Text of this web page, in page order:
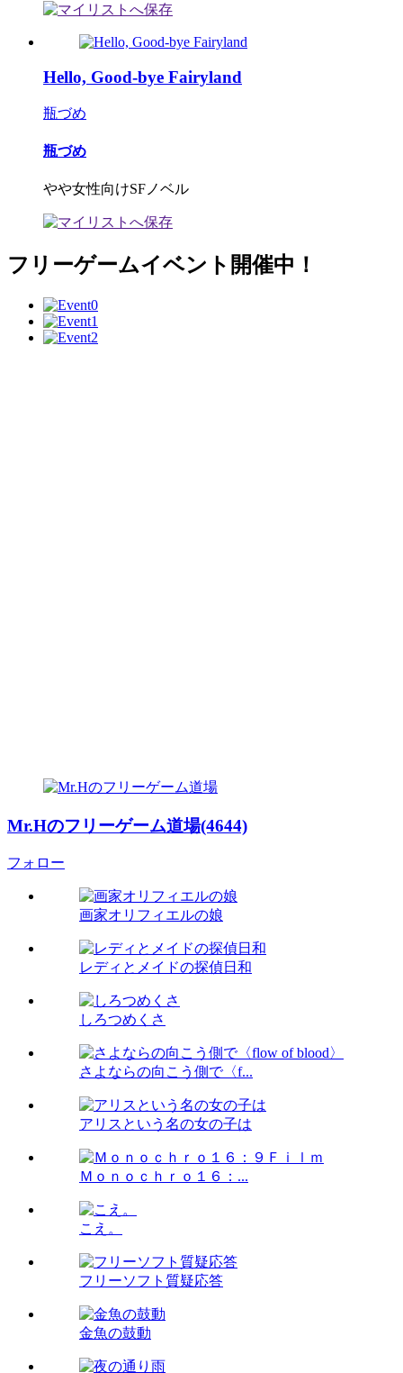
Hello, Good-bye Fairyland
瓶づめ
瓶づめ
やや女性向けSFノベル
フリーゲームイベント開催中！
Mr.Hのフリーゲーム道場(4644)
フォロー
画家オリフィエルの娘
レディとメイドの探偵日和
しろつめくさ
さよならの向こう側で〈f...
アリスという名の女の子は
Ｍｏｎｏｃｈｒｏ１６：...
こえ。
フリーソフト質疑応答
金魚の鼓動